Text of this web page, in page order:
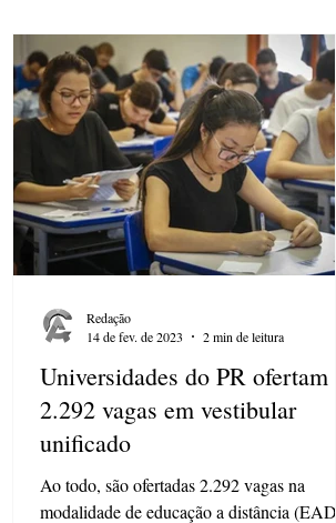
Universidades do PR ofertam
2.292 vagas em vestibular
unificado
Ao todo, são ofertadas 2.292 vagas na
modalidade de educação a distância (EAD)
Redação
14 de fev. de 2023
2 min de leitura